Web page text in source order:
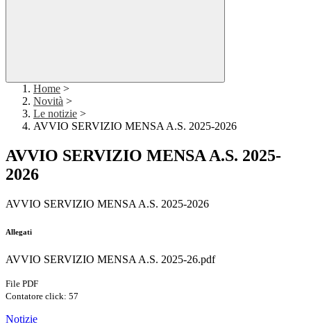
Home >
Novità >
Le notizie >
AVVIO SERVIZIO MENSA A.S. 2025-2026
AVVIO SERVIZIO MENSA A.S. 2025-
2026
AVVIO SERVIZIO MENSA A.S. 2025-2026
Allegati
AVVIO SERVIZIO MENSA A.S. 2025-26.pdf
File PDF
Contatore click: 57
Notizie